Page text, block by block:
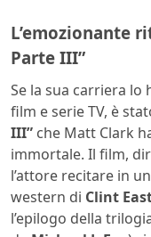
L’emozionante
Parte III”
Se la sua carriera
film e serie TV, è
III” che Matt Clark
immortale. Il film,
l’attore recitare in
western di Clint
l’epilogo della